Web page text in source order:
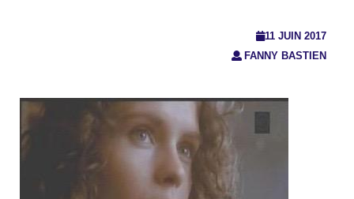
11 JUIN 2017
FANNY BASTIEN